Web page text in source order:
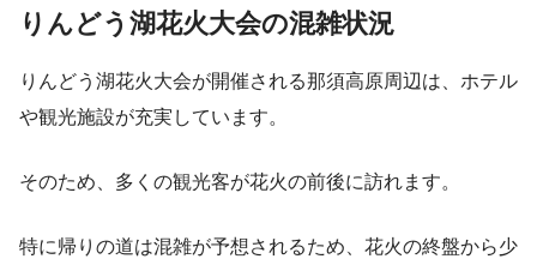
りんどう湖花火大会の混雑状況
りんどう湖花火大会が開催される那須高原周辺は、ホテル
や観光施設が充実しています。
そのため、多くの観光客が花火の前後に訪れます。
特に帰りの道は混雑が予想されるため、花火の終盤から少